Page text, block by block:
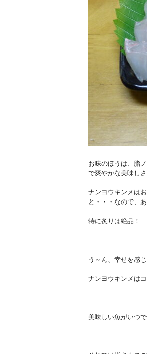
お味のほうは、脂
で爽やかな美味しさ
ナンヨウキンメは
と・・・なので、
特に炙りは絶品！
う～ん、幸せを感
ナンヨウキンメは
美味しい魚がいつ